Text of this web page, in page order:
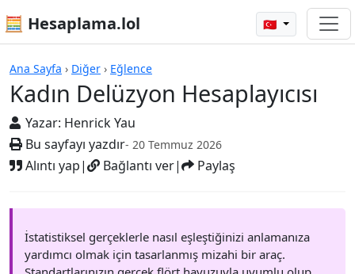
🧮 Hesaplama.lol 🇹🇷
Ana Sayfa › Diğer › Eğlence
Kadın Delüzyon Hesaplayıcısı
Yazar: Henrick Yau
Bu sayfayı yazdır- 20 Temmuz 2026
Alıntı yap| Bağlantı ver| Paylaş
Hesap Makineleri
İstatistiksel gerçeklerle nasıl eşleştiğinizi anlamanıza
yardımcı olmak için tasarlanmış mizahi bir araç.